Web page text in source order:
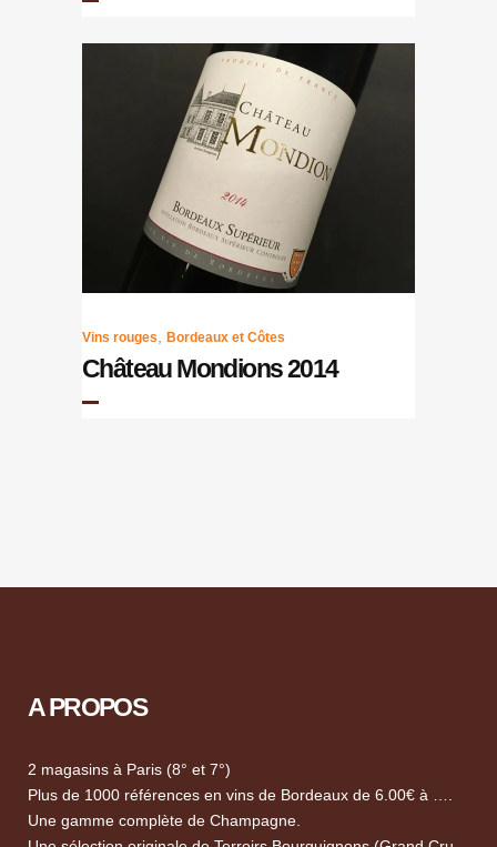
Vins rouges Bordeaux et Côtes
Château Mondions 2014
A PROPOS
2 magasins à Paris (8° et 7°)
Plus de 1000 références en vins de Bordeaux de 6.00€ à ….
Une gamme complète de Champagne.